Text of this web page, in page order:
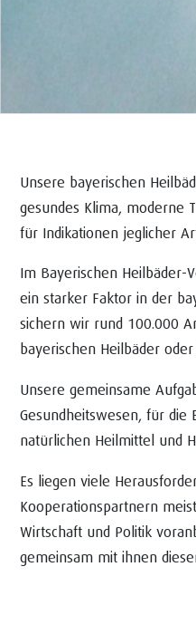
Unsere bayerischen
gesundes Klima, moderne
für Indikationen jeglicher
Im Bayerischen Heilbäder-
ein starker Faktor in der
sichern wir rund 100.000
bayerischen Heilbäder
Unsere gemeinsame
Gesundheitswesen, für
natürlichen Heilmittel und
Es liegen viele
Kooperationspartnern
Wirtschaft und Politik
gemeinsam mit ihnen